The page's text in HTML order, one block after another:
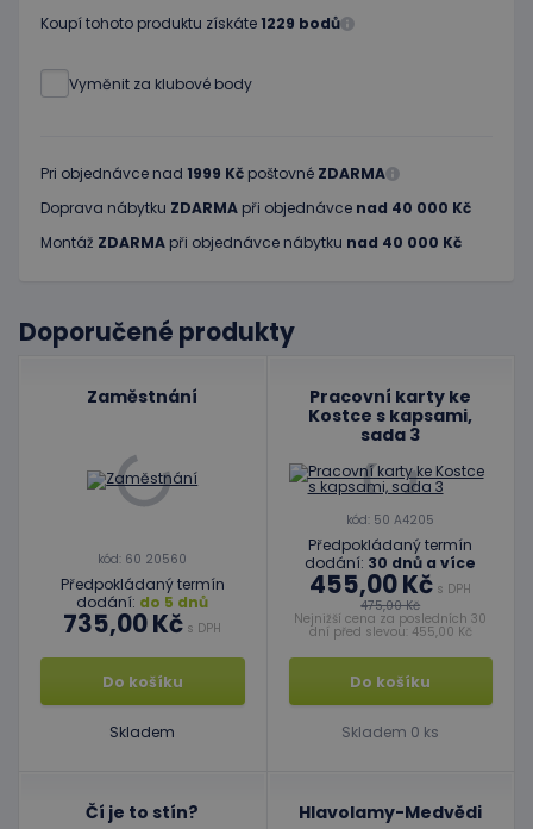
Koupí tohoto produktu získáte1229 bodů
Vyměnit za klubové body
Pri objednávce nad 1999 Kč poštovné ZDARMA
Doprava nábytku ZDARMA při objednávce nad 40 000 Kč
Montáž ZDARMA při objednávce nábytku nad 40 000 Kč
Doporučené produkty
Zaměstnání
kód: 60 20560
Předpokládaný termín
dodání: do 5 dnů
735,00 Kč s DPH
Do košíku
Skladem
Pracovní karty ke
Kostce s kapsami,
sada 3
kód: 50 A4205
Předpokládaný termín
dodání: 30 dnů a více
455,00 Kč s DPH
475,00 Kč
Nejnižší cena za posledních 30
dní před slevou: 455,00 Kč
Do košíku
Skladem 0 ks
Čí je to stín? Hlavolamy-Medvědi